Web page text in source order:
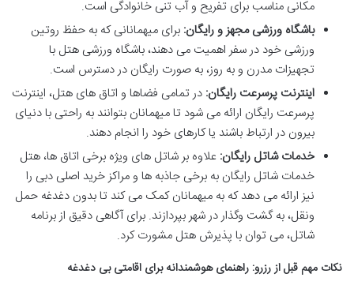
مکانی مناسب برای تفریح و آب تنی خانوادگی است.
باشگاه ورزشی مجهز و رایگان: برای میهمانانی که به حفظ روتین
ورزشی خود در سفر اهمیت می دهند، باشگاه ورزشی هتل با
تجهیزات مدرن و به روز، به صورت رایگان در دسترس است.
اینترنت پرسرعت رایگان: در تمامی فضاها و اتاق های هتل، اینترنت
پرسرعت رایگان ارائه می شود تا میهمانان بتوانند به راحتی با دنیای
بیرون در ارتباط باشند یا کارهای خود را انجام دهند.
خدمات شاتل رایگان: علاوه بر شاتل های ویژه برخی اتاق ها، هتل
خدمات شاتل رایگان به برخی جاذبه ها و مراکز خرید اصلی دبی را
نیز ارائه می دهد که به میهمانان کمک می کند تا بدون دغدغه حمل
ونقل، به گشت وگذار در شهر بپردازند. برای آگاهی دقیق از برنامه
شاتل، می توان با پذیرش هتل مشورت کرد.
نکات مهم قبل از رزرو: راهنمای هوشمندانه برای اقامتی بی دغدغه